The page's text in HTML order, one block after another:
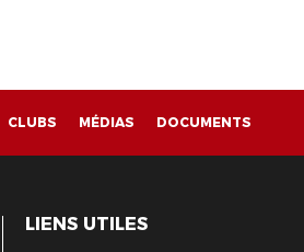
CLUBS MÉDIAS DOCUMENTS
LIENS UTILES